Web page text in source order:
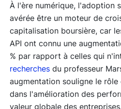
À l'ère numérique, l'adoption
avérée être un moteur de
capitalisation boursière, car
API ont connu une
% par rapport à celles qui
recherches du professeur
augmentation souligne le
dans l'amélioration des
valeur globale des entreprises.